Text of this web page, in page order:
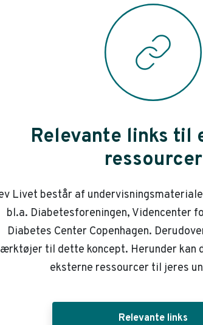
Relevante links til
ressourcer
Livet består af
bl.a. Diabetesforeningen, Videncenter
Diabetes Center Copenhagen.
til dette koncept. Herunder kan
eksterne ressourcer til jeres
Relevante links